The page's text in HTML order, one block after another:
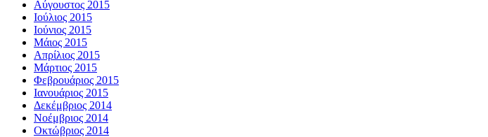
Αύγουστος 2015
Ιούλιος 2015
Ιούνιος 2015
Μάιος 2015
Απρίλιος 2015
Μάρτιος 2015
Φεβρουάριος 2015
Ιανουάριος 2015
Δεκέμβριος 2014
Νοέμβριος 2014
Οκτώβριος 2014